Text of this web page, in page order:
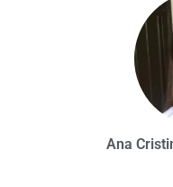
Ana